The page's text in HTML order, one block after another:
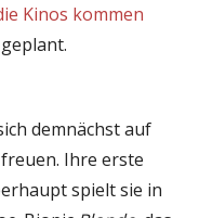
Kinos kommen
demnächst auf
Ihre erste
spielt sie in